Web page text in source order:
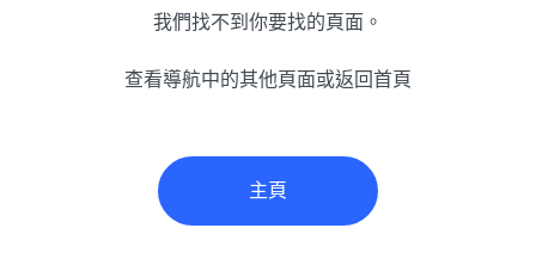
我們找不到你要找的頁面。
查看導航中的其他頁面或返回首頁
主頁